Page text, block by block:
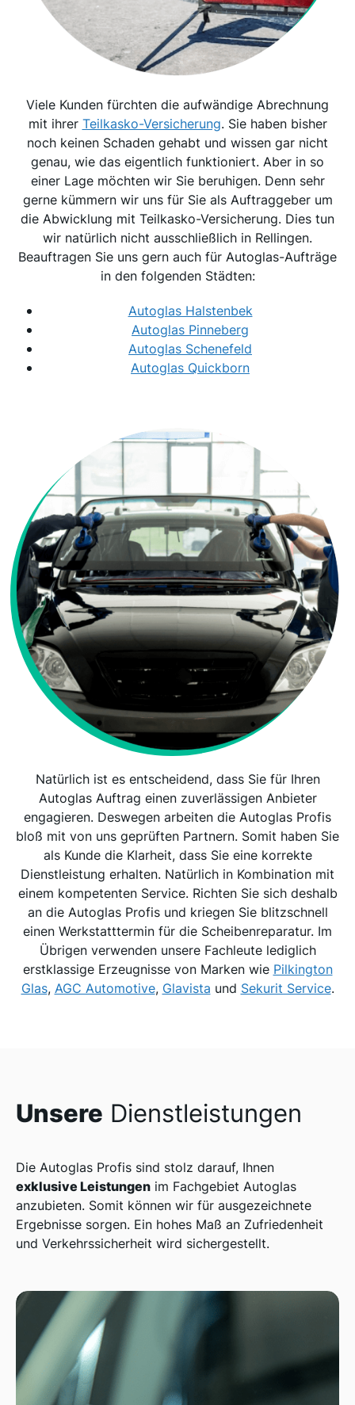
Viele Kunden fürchten die aufwändige Abrechnung
mit ihrer Teilkasko-Versicherung. Sie haben bisher
noch keinen Schaden gehabt und wissen gar nicht
genau, wie das eigentlich funktioniert. Aber in so
einer Lage möchten wir Sie beruhigen. Denn sehr
gerne kümmern wir uns für Sie als Auftraggeber um
die Abwicklung mit Teilkasko-Versicherung. Dies tun
wir natürlich nicht ausschließlich in Rellingen.
Beauftragen Sie uns gern auch für Autoglas-Aufträge
in den folgenden Städten:
Autoglas Halstenbek
Autoglas Pinneberg
Autoglas Schenefeld
Autoglas Quickborn
Natürlich ist es entscheidend, dass Sie für Ihren
Autoglas Auftrag einen zuverlässigen Anbieter
engagieren. Deswegen arbeiten die Autoglas Profis
bloß mit von uns geprüften Partnern. Somit haben Sie
als Kunde die Klarheit, dass Sie eine korrekte
Dienstleistung erhalten. Natürlich in Kombination mit
einem kompetenten Service. Richten Sie sich deshalb
an die Autoglas Profis und kriegen Sie blitzschnell
einen Werkstatttermin für die Scheibenreparatur. Im
Übrigen verwenden unsere Fachleute lediglich
erstklassige Erzeugnisse von Marken wie Pilkington
Glas, AGC Automotive, Glavista und Sekurit Service.
Unsere Dienstleistungen
Die Autoglas Profis sind stolz darauf, Ihnen
exklusive Leistungen im Fachgebiet Autoglas
anzubieten. Somit können wir für ausgezeichnete
Ergebnisse sorgen. Ein hohes Maß an Zufriedenheit
und Verkehrssicherheit wird sichergestellt.